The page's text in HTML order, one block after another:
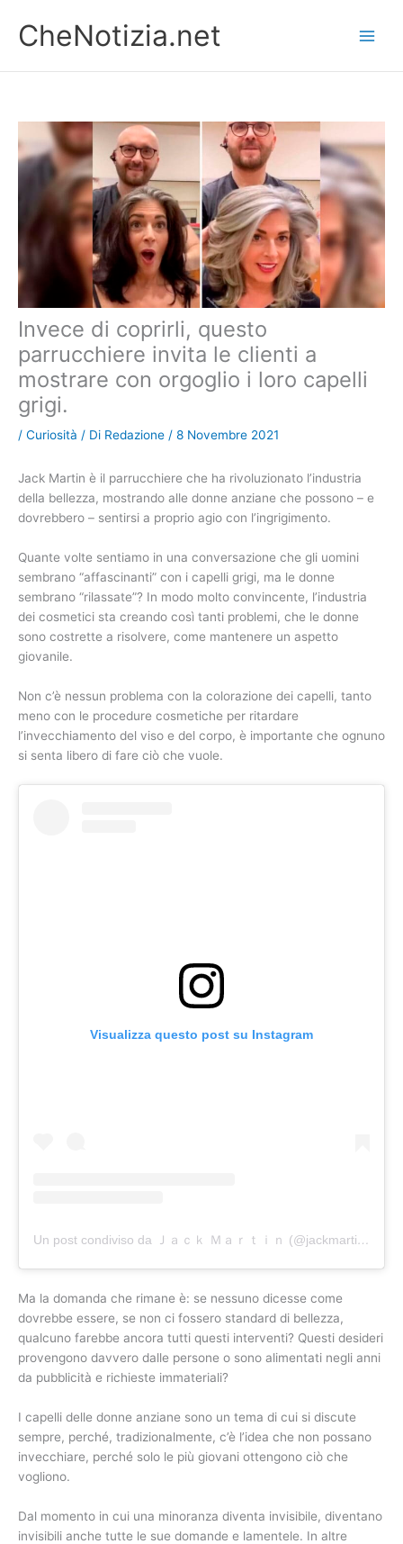
contenuto
CheNotizia.net
Invece di coprirli, questo
parrucchiere invita le clienti a
mostrare con orgoglio i loro capelli
grigi.
/ Curiosità / Di Redazione / 8 Novembre 2021
Jack Martin è il parrucchiere che ha rivoluzionato l’industria
della bellezza, mostrando alle donne anziane che possono – e
dovrebbero – sentirsi a proprio agio con l’ingrigimento.
Quante volte sentiamo in una conversazione che gli uomini
sembrano “affascinanti” con i capelli grigi, ma le donne
sembrano “rilassate”? In modo molto convincente, l’industria
dei cosmetici sta creando così tanti problemi, che le donne
sono costrette a risolvere, come mantenere un aspetto
giovanile.
Non c’è nessun problema con la colorazione dei capelli, tanto
meno con le procedure cosmetiche per ritardare
l’invecchiamento del viso e del corpo, è importante che ognuno
si senta libero di fare ciò che vuole.
Visualizza questo post su Instagram
Un post condiviso da Ｊａｃｋ Ｍａｒｔｉｎ (@jackmartincolorist)
Ma la domanda che rimane è: se nessuno dicesse come
dovrebbe essere, se non ci fossero standard di bellezza,
qualcuno farebbe ancora tutti questi interventi? Questi desideri
provengono davvero dalle persone o sono alimentati negli anni
da pubblicità e richieste immateriali?
I capelli delle donne anziane sono un tema di cui si discute
sempre, perché, tradizionalmente, c’è l’idea che non possano
invecchiare, perché solo le più giovani ottengono ciò che
vogliono.
Dal momento in cui una minoranza diventa invisibile, diventano
invisibili anche tutte le sue domande e lamentele. In altre